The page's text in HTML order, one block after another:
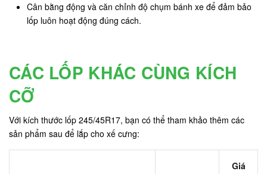
Cân bằng động và căn chỉnh độ chụm bánh xe để đảm bảo
lốp luôn hoạt động đúng cách.
CÁC LỐP KHÁC CÙNG KÍCH
CỠ
Với kích thước lốp 245/45R17, bạn có thể tham khảo thêm các
sản phẩm sau để lắp cho xế cưng:
Giá